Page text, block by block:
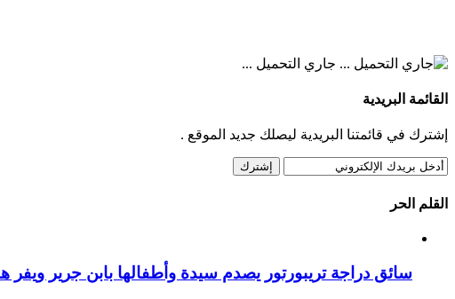
جاري التحميل ...
القائمة البريدية
إشترك في قائمتنا البريدية ليصلك جديد الموقع .
القلم الحر
سائق دراجة تريبورتور يصدم سيدة وأطفالها بابن جرير ويفر